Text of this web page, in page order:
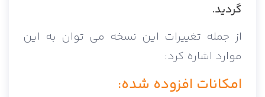
گردید.
از جمله تغییرات این نسخه می توان به این
موارد اشاره کرد:
امکانات افزوده شده: